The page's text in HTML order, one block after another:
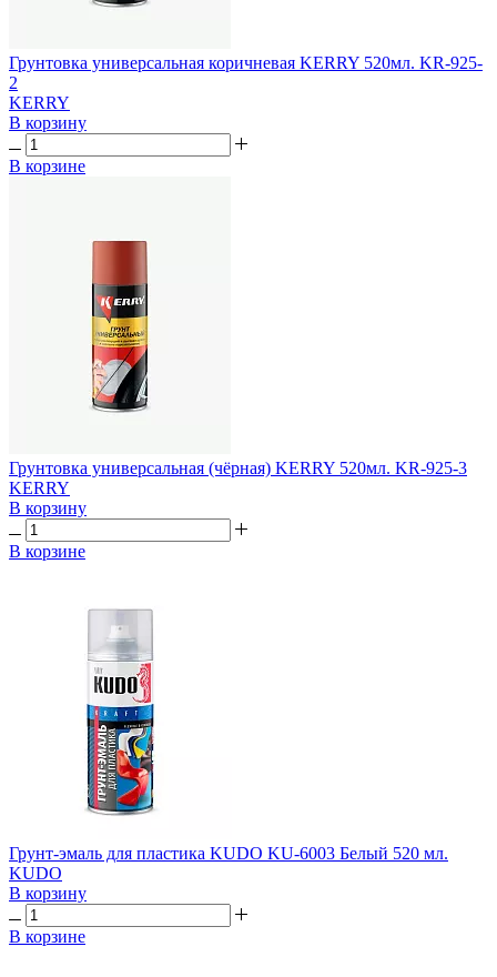
Грунтовка универсальная коричневая KERRY 520мл. KR-925-
2
KERRY
В корзину
В корзине
Грунтовка универсальная (чёрная) KERRY 520мл. KR-925-3
KERRY
В корзину
В корзине
Грунт-эмаль для пластика KUDO KU-6003 Белый 520 мл.
KUDO
В корзину
В корзине